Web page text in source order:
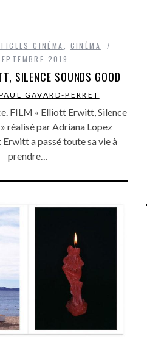
CINÉMA
CINÉMA
2019
SILENCE SOUNDS GOOD
GAVARD-PERRET
FILM « Elliott Erwitt, Silence
réalisé par Adriana Lopez
a passé toute sa vie à
prendre…